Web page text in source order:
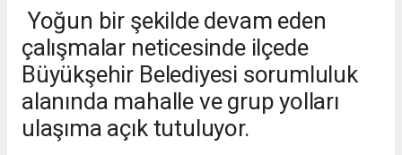
Yoğun bir şekilde devam eden
çalışmalar neticesinde ilçede
Büyükşehir Belediyesi sorumluluk
alanında mahalle ve grup yolları
ulaşıma açık tutuluyor.